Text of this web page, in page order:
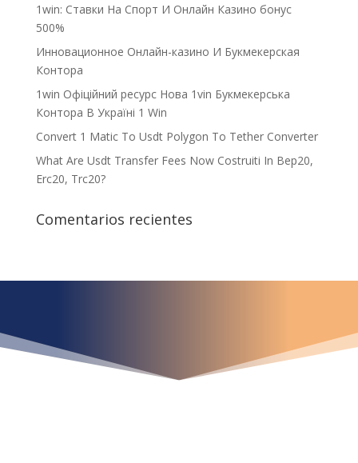
1win: Ставки На Cпорт И Онлайн Казино бонус
500%
Инновационное Онлайн-казино И Букмекерская
Контора
1win Офіційний ресурс Нова 1vin Букмекерська
Контора В Україні 1 Win
Convert 1 Matic To Usdt Polygon To Tether Converter
What Are Usdt Transfer Fees Now Costruiti In Bep20,
Erc20, Trc20?
Comentarios recientes